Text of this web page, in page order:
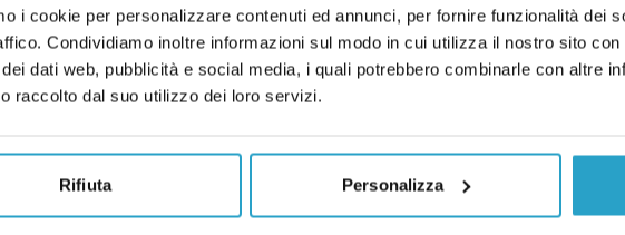
i cookie per personalizzare contenuti ed annunci, per fornire funzionalità dei
Condividiamo inoltre informazioni sul modo in cui utilizza il nostro sito
dati web, pubblicità e social media, i quali potrebbero combinarle con altre
raccolto dal suo utilizzo dei loro servizi.
Rifiuta Personalizza